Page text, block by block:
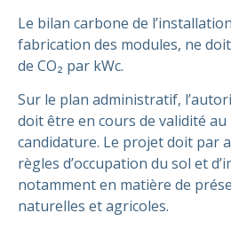
Le bilan carbone de
fabrication des modules, ne
de CO₂ par kWc.
Sur le plan administratif,
doit être en cours de validité
candidature. Le projet doit par
règles d’occupation du sol et
notamment en matière de
naturelles et agricoles.